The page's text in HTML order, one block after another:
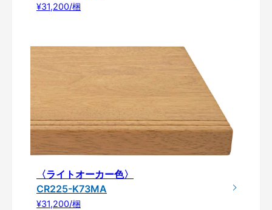
¥31,200/梱
〈ライトオーカー色〉
CR225-K73MA
¥31,200/梱